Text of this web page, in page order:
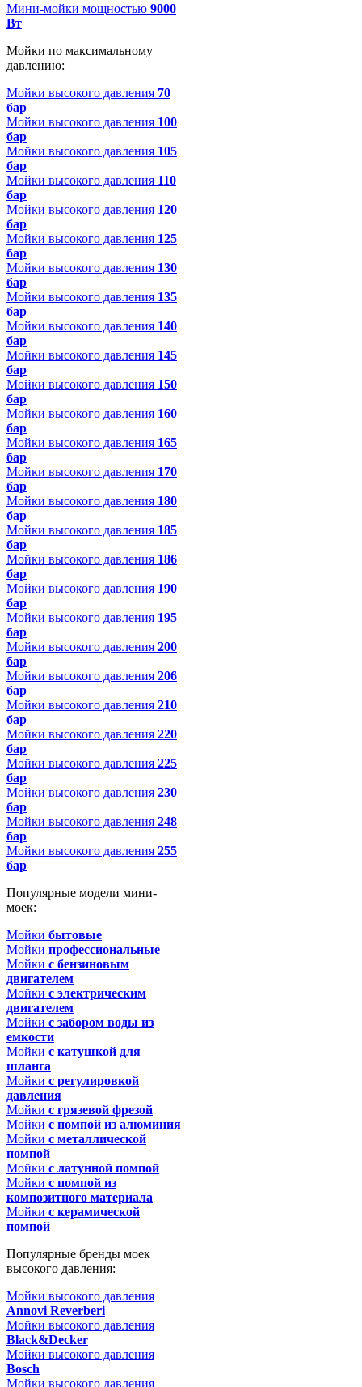
Мини-мойки мощностью 9000
Вт
Мойки по максимальному
давлению:
Мойки высокого давления 70
бар
Мойки высокого давления 100
бар
Мойки высокого давления 105
бар
Мойки высокого давления 110
бар
Мойки высокого давления 120
бар
Мойки высокого давления 125
бар
Мойки высокого давления 130
бар
Мойки высокого давления 135
бар
Мойки высокого давления 140
бар
Мойки высокого давления 145
бар
Мойки высокого давления 150
бар
Мойки высокого давления 160
бар
Мойки высокого давления 165
бар
Мойки высокого давления 170
бар
Мойки высокого давления 180
бар
Мойки высокого давления 185
бар
Мойки высокого давления 186
бар
Мойки высокого давления 190
бар
Мойки высокого давления 195
бар
Мойки высокого давления 200
бар
Мойки высокого давления 206
бар
Мойки высокого давления 210
бар
Мойки высокого давления 220
бар
Мойки высокого давления 225
бар
Мойки высокого давления 230
бар
Мойки высокого давления 248
бар
Мойки высокого давления 255
бар
Популярные модели мини-
моек:
Мойки бытовые
Мойки профессиональные
Мойки с бензиновым
двигателем
Мойки с электрическим
двигателем
Мойки с забором воды из
емкости
Мойки с катушкой для
шланга
Мойки с регулировкой
давления
Мойки с грязевой фрезой
Мойки с помпой из алюминия
Мойки с металлической
помпой
Мойки с латунной помпой
Мойки с помпой из
композитного материала
Мойки с керамической
помпой
Популярные бренды моек
высокого давления:
Мойки высокого давления
Annovi Reverberi
Мойки высокого давления
Black&Decker
Мойки высокого давления
Bosch
Мойки высокого давления